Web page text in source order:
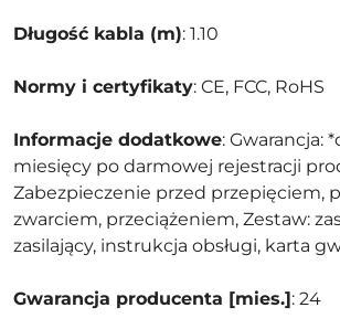
Długość kabla (m): 1.10
Normy i certyfikaty: CE, FCC, RoHS
Informacje dodatkowe: Gwarancja:
miesięcy po darmowej rejestracji
Zabezpieczenie przed przepięciem,
zwarciem, przeciążeniem, Zestaw:
zasilający, instrukcja obsługi, karta
Gwarancja producenta [mies.]: 24